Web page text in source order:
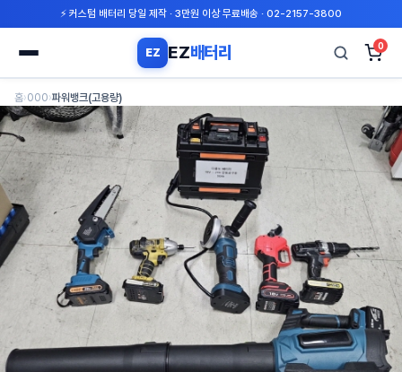
⚡ 커스텀 배터리 당일 제작 · 3만원 이상 무료배송 · 02-2157-3800
EZ EZ배터리 0
색
홈›000›파워뱅크(고용량)